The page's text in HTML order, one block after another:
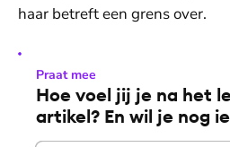
haar betreft een grens over.
Praat mee
Hoe voel jij je na het
artikel? En wil je nog